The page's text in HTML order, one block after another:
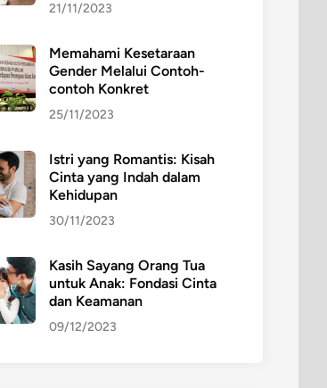
21/11/2023
Memahami Kesetaraan
Gender Melalui Contoh-
contoh Konkret
25/11/2023
Istri yang Romantis: Kisah
Cinta yang Indah dalam
Kehidupan
30/11/2023
Kasih Sayang Orang Tua
untuk Anak: Fondasi Cinta
dan Keamanan
09/12/2023